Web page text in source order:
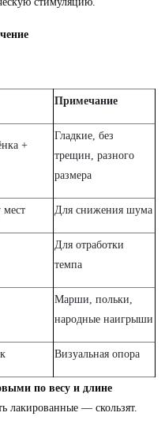
Примечание
+
Гладкие, без
трещин, разного
размера
мест Для снижения шума
Для отработки
темпа
Марши, польки,
народные наигрыши
Визуальная опора
по весу и длине
лакированные — скользят.